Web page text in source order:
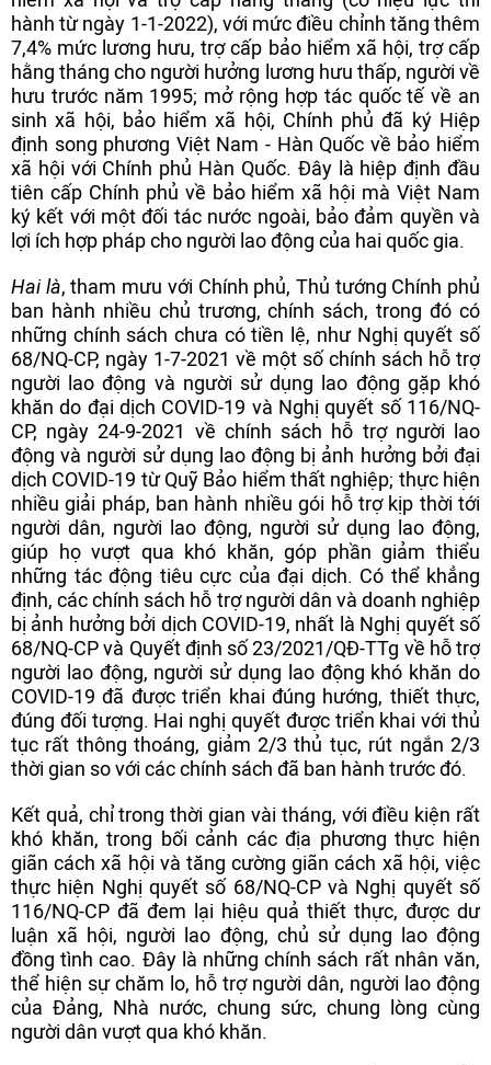
hành từ ngày 1-1-2022), với mức điều chỉnh tăng thêm
7,4% mức lương hưu, trợ cấp bảo hiểm xã hội, trợ cấp
hằng tháng cho người hưởng lương hưu thấp, người về
hưu trước năm 1995; mở rộng hợp tác quốc tế về an
sinh xã hội, bảo hiểm xã hội, Chính phủ đã ký Hiệp
định song phương Việt Nam - Hàn Quốc về bảo hiểm
xã hội với Chính phủ Hàn Quốc. Đây là hiệp định đầu
tiên cấp Chính phủ về bảo hiểm xã hội mà Việt Nam
ký kết với một đối tác nước ngoài, bảo đảm quyền và
lợi ích hợp pháp cho người lao động của hai quốc gia.
Hai là, tham mưu với Chính phủ, Thủ tướng Chính phủ
ban hành nhiều chủ trương, chính sách, trong đó có
những chính sách chưa có tiền lệ, như Nghị quyết số
68/NQ-CP, ngày 1-7-2021 về một số chính sách hỗ trợ
người lao động và người sử dụng lao động gặp khó
khăn do đại dịch COVID-19 và Nghị quyết số 116/NQ-
CP, ngày 24-9-2021 về chính sách hỗ trợ người lao
động và người sử dụng lao động bị ảnh hưởng bởi đại
dịch COVID-19 từ Quỹ Bảo hiểm thất nghiệp; thực hiện
nhiều giải pháp, ban hành nhiều gói hỗ trợ kịp thời tới
người dân, người lao động, người sử dụng lao động,
giúp họ vượt qua khó khăn, góp phần giảm thiểu
những tác động tiêu cực của đại dịch. Có thể khẳng
định, các chính sách hỗ trợ người dân và doanh nghiệp
bị ảnh hưởng bởi dịch COVID-19, nhất là Nghị quyết số
68/NQ-CP và Quyết định số 23/2021/QĐ-TTg về hỗ trợ
người lao động, người sử dụng lao động khó khăn do
COVID-19 đã được triển khai đúng hướng, thiết thực,
đúng đối tượng. Hai nghị quyết được triển khai với thủ
tục rất thông thoáng, giảm 2/3 thủ tục, rút ngắn 2/3
thời gian so với các chính sách đã ban hành trước đó.
Kết quả, chỉ trong thời gian vài tháng, với điều kiện rất
khó khăn, trong bối cảnh các địa phương thực hiện
giãn cách xã hội và tăng cường giãn cách xã hội, việc
thực hiện Nghị quyết số 68/NQ-CP và Nghị quyết số
116/NQ-CP đã đem lại hiệu quả thiết thực, được dư
luận xã hội, người lao động, chủ sử dụng lao động
đồng tình cao. Đây là những chính sách rất nhân văn,
thể hiện sự chăm lo, hỗ trợ người dân, người lao động
của Đảng, Nhà nước, chung sức, chung lòng cùng
người dân vượt qua khó khăn.